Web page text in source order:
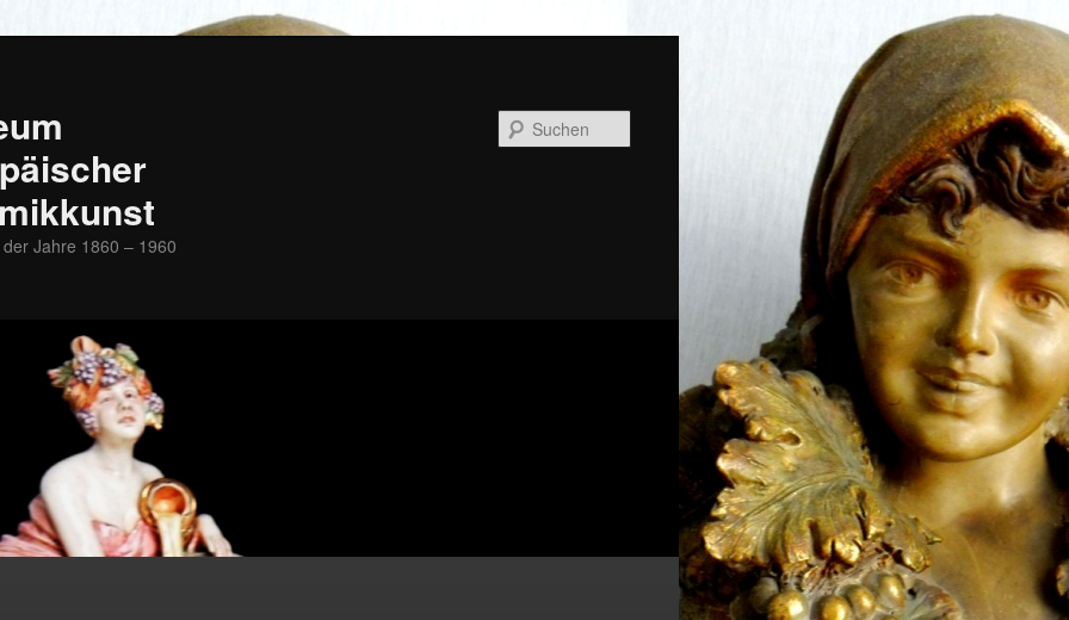
Jahre 1860 – 1960